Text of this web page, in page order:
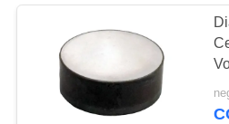
Ultrasone